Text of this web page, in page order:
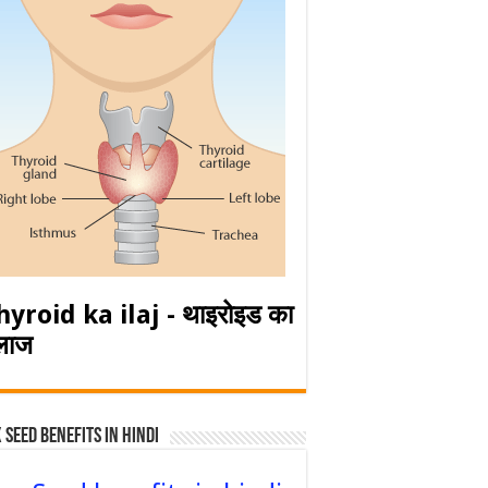
ka ilaj - थाइरोइड का
Seed Benefits in hindi